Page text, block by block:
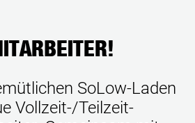
SoLow-Laden
Vollzeit-/Teilzeit-